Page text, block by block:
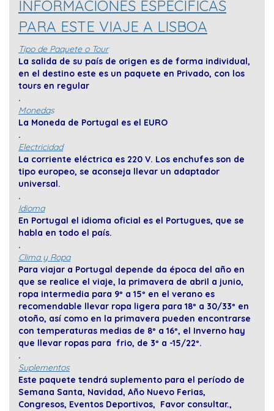
INFORMACIONES ESPECIFICAS
PARA ESTE VIAJE A LISBOA
Tipo de Paquete o Tour
La salida de su país de origen es de forma individual,
en el destino este es un paquete en Privado, con los
tours en regular
.
Monedas
La Moneda de Portugal es el EURO
.
Electricidad
La corriente eléctrica es 220 V. Los enchufes son de
tipo europeo, se aconseja llevar un adaptador
universal.
.
Idioma
En Portugal el idioma oficial es el Portugues, que se
habla en todo el país.
.
Clima y Ropa
Para viajar a Portugal depende da época del año en
que se realice el viaje, la primavera de abril a junio,
ropa intermedia para 9º a 15º en el verano es
recomendable llevar ropa ligera para 18º a 30/33º en
otoño, así como en la primavera pueden encontrarse
con temperaturas medias de 8º a 16º, el Inverno hay
que llevar ropas para frio, de 3º a -15/22º.
.
Suplementos
Este paquete tendrá suplemento para el período de
Semana Santa, Navidad, Año Nuevo Ferias,
Congresos, Eventos Deportivos, Favor consultar.,